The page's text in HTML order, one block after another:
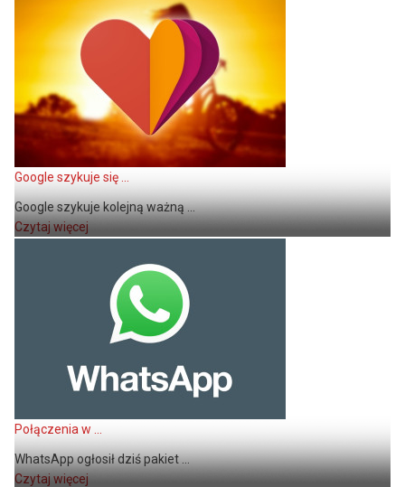
Google szykuje się ...
Google szykuje kolejną ważną ...
Czytaj więcej
Połączenia w ...
WhatsApp ogłosił dziś pakiet ...
Czytaj więcej